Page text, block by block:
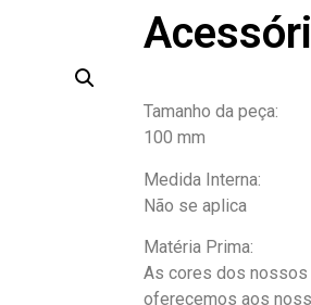
Tamanho da peça:
100 mm
Medida Interna:
Não se aplica
Matéria Prima:
As cores dos nossos
oferecemos aos